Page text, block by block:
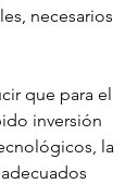
necesarios
que para el
inversión
la